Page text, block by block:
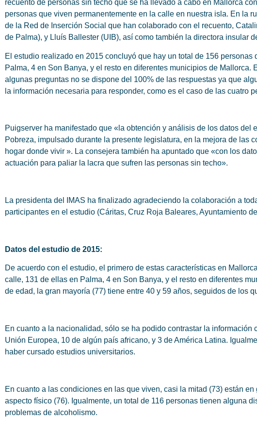
recuento de personas sin techo que se ha llevado a cabo en Mallorca
personas que viven permanentemente en la calle en nuestra isla. En la
de la Red de Inserción Social que han colaborado con el recuento,
de Palma), y Lluís Ballester (UIB), así como también la directora insular
El estudio realizado en 2015 concluyó que hay un total de 156
Palma, 4 en Son Banya, y el resto en diferentes municipios de
algunas preguntas no se dispone del 100% de las respuestas ya que
la información necesaria para responder, como es el caso de las cuatro
Puigserver ha manifestado que «la obtención y análisis de los datos
Pobreza, impulsado durante la presente legislatura, en la mejora de
hogar donde vivir ». La consejera también ha apuntado que «con los
actuación para paliar la lacra que sufren las personas sin techo».
La presidenta del IMAS ha finalizado agradeciendo la colaboración a
participantes en el estudio (Cáritas, Cruz Roja Baleares, Ayuntamiento
Datos del estudio de 2015:
De acuerdo con el estudio, el primero de estas características en
calle, 131 de ellas en Palma, 4 en Son Banya, y el resto en diferentes
de edad, la gran mayoría (77) tiene entre 40 y 59 años, seguidos de los
En cuanto a la nacionalidad, sólo se ha podido contrastar la
Unión Europea, 10 de algún país africano, y 3 de América Latina.
haber cursado estudios universitarios.
En cuanto a las condiciones en las que viven, casi la mitad (73) están
aspecto físico (76). Igualmente, un total de 116 personas tienen alguna
problemas de alcoholismo.